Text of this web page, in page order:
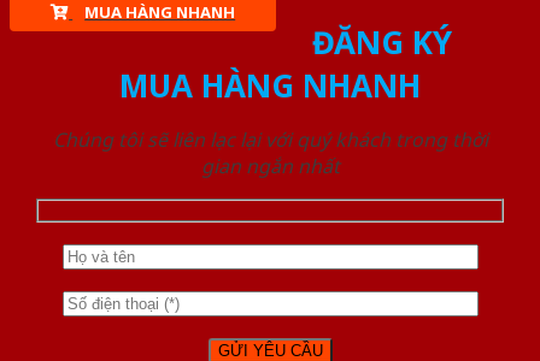
MUA HÀNG NHANH
ĐĂNG KÝ
MUA HÀNG NHANH
Chúng tôi sẽ liên lạc lại với quý khách trong thời
gian ngắn nhất